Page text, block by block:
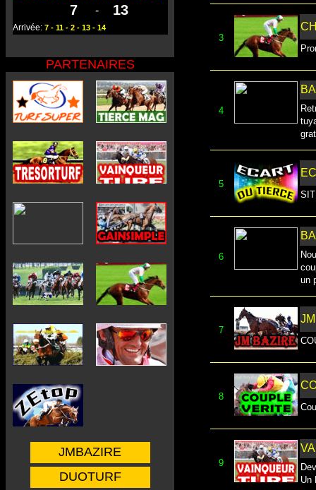
7 - 13
Arrivée: 7 - 11 - 2 - 13 - 14
PARTENAIRES
JMBAZIRE
DUOTURF
3
4
5
6
un
7
8
9
Un